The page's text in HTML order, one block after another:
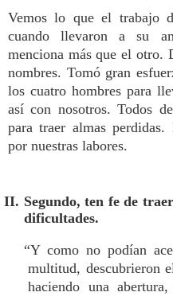
Vemos lo que el trabajo
cuando llevaron a su
menciona más que el otro.
nombres. Tomó gran
los cuatro hombres para
así con nosotros. Todos
para traer almas
por nuestras labores.
II. Segundo, ten fe de
dificultades.
“Y como no podían
multitud, descubrieron
haciendo una